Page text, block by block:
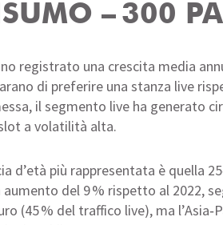
– 300
registrato una crescita media
di preferire una stanza live
il segmento live ha generato
a volatilità alta.
d’età più rappresentata è quella
del 9 % rispetto al 2022,
(45 % del traffico live), ma